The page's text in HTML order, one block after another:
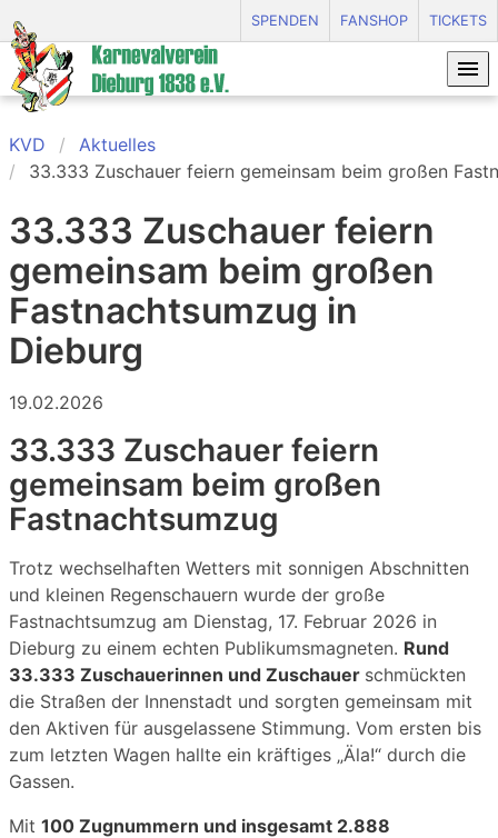
SPENDEN FANSHOP TICKETS
KVD
Aktuelles
33.333 Zuschauer feiern gemeinsam beim großen
33.333 Zuschauer feiern
gemeinsam beim großen
Fastnachtsumzug in
Dieburg
19.02.2026
33.333 Zuschauer feiern
gemeinsam beim großen
Fastnachtsumzug
Trotz wechselhaften Wetters mit sonnigen Abschnitten
und kleinen Regenschauern wurde der große
Fastnachtsumzug am Dienstag, 17. Februar 2026 in
Dieburg zu einem echten Publikumsmagneten. Rund
33.333 Zuschauerinnen und Zuschauer schmückten
die Straßen der Innenstadt und sorgten gemeinsam mit
den Aktiven für ausgelassene Stimmung. Vom ersten bis
zum letzten Wagen hallte ein kräftiges „Äla!“ durch die
Gassen.
Mit 100 Zugnummern und insgesamt 2.888